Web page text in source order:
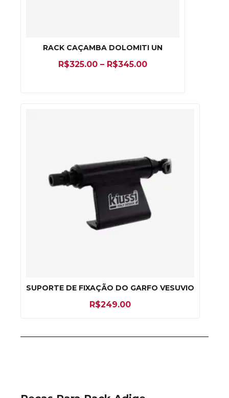
RACK CAÇAMBA DOLOMITI UN
R$325.00 – R$345.00
SUPORTE DE FIXAÇÃO DO GARFO VESUVIO
R$249.00